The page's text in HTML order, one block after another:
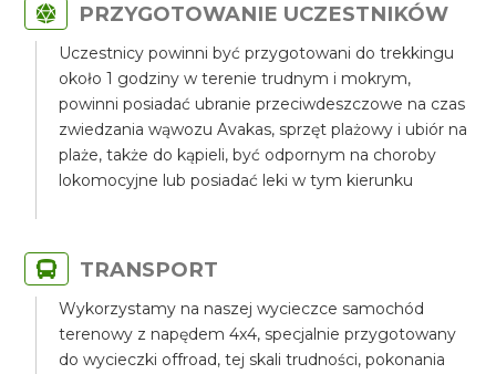
PRZYGOTOWANIE UCZESTNIKÓW
Uczestnicy powinni być przygotowani do trekkingu
około 1 godziny w terenie trudnym i mokrym,
powinni posiadać ubranie przeciwdeszczowe na czas
zwiedzania wąwozu Avakas, sprzęt plażowy i ubiór na
plaże, także do kąpieli, być odpornym na choroby
lokomocyjne lub posiadać leki w tym kierunku
TRANSPORT
Wykorzystamy na naszej wycieczce samochód
terenowy z napędem 4x4, specjalnie przygotowany
do wycieczki offroad, tej skali trudności, pokonania